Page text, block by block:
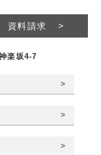
資料請求 >
楽坂4-7
>
>
>